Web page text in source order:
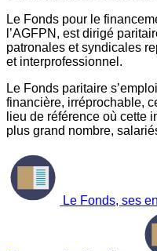
Le Fonds pour le
l’AGFPN, est dirigé
patronales et syndicales
et interprofessionnel.
Le Fonds paritaire
financière, irréprochable,
lieu de référence où cette
plus grand nombre,
Le Fonds, ses